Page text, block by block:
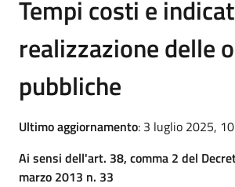
Tempi costi e
realizzazione delle
pubbliche
Ultimo aggiornamento: 3 luglio 2025,
Ai sensi dell'art. 38, comma 2 del
marzo 2013 n. 33